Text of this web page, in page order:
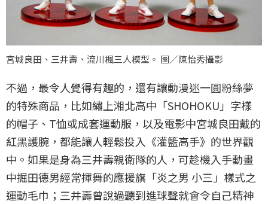
宮城良田、三井壽、流川楓三人模型。 圖／陳怡秀攝影
不過，最令人覺得有趣的，還有讓動漫迷一圓粉絲夢
的特殊商品，比如繡上湘北高中「SHOHOKU」字樣
的帽子、T恤或成套運動服，以及電影中宮城良田戴的
紅黑護腕，都能讓人輕鬆投入《灌籃高手》的世界觀
中。如果是身為三井壽親衛隊的人，可趁機入手動畫
中掘田德男經常揮舞的應援旗「炎之男 小三」樣式之
運動毛巾；三井壽曾說過聽到進球聲就會令自己精神